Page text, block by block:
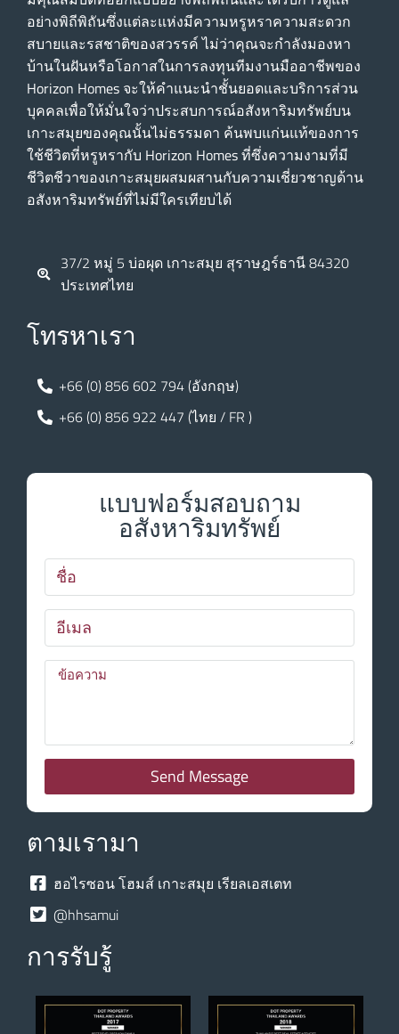
อย่างพิถีพิถันซึ่งแต่ละแห่งมีความหรูหราความสะดวก
สบายและรสชาติของสวรรค์ ไม่ว่าคุณจะกําลังมองหา
บ้านในฝันหรือโอกาสในการลงทุนทีมงานมืออาชีพของ
Horizon Homes จะให้คําแนะนําชั้นยอดและบริการส่วน
บุคคลเพื่อให้มั่นใจว่าประสบการณ์อสังหาริมทรัพย์บน
เกาะสมุยของคุณนั้นไม่ธรรมดา ค้นพบแก่นแท้ของการ
ใช้ชีวิตที่หรูหรากับ Horizon Homes ที่ซึ่งความงามที่มี
ชีวิตชีวาของเกาะสมุยผสมผสานกับความเชี่ยวชาญด้าน
อสังหาริมทรัพย์ที่ไม่มีใครเทียบได้
37/2 หมู่ 5 บ่อผุด เกาะสมุย สุราษฎร์ธานี 84320
ประเทศไทย
โทรหาเรา
+66 (0) 856 602 794 (อังกฤษ)
+66 (0) 856 922 447 (ไทย / FR )
แบบฟอร์มสอบถาม
อสังหาริมทรัพย์
Send Message
ตามเรามา
ฮอไรซอน โฮมส์ เกาะสมุย เรียลเอสเตท
@hhsamui
การรับรู้